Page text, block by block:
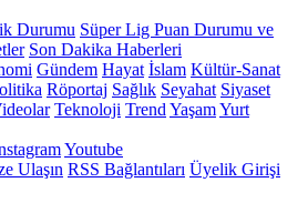
Durumu Süper Lig Puan Durumu ve
Son Dakika Haberleri
Gündem Hayat İslam Kültür-Sanat
Röportaj Sağlık Seyahat Siyaset
Teknoloji Trend YaşamYurt
Youtube
Ulaşın RSS Bağlantıları Üyelik Girişi